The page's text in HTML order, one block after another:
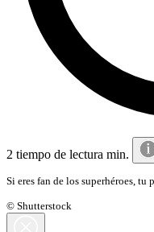
2 tiempo de lectura min.
Si eres fan de los superhéroes, tu
© Shutterstock